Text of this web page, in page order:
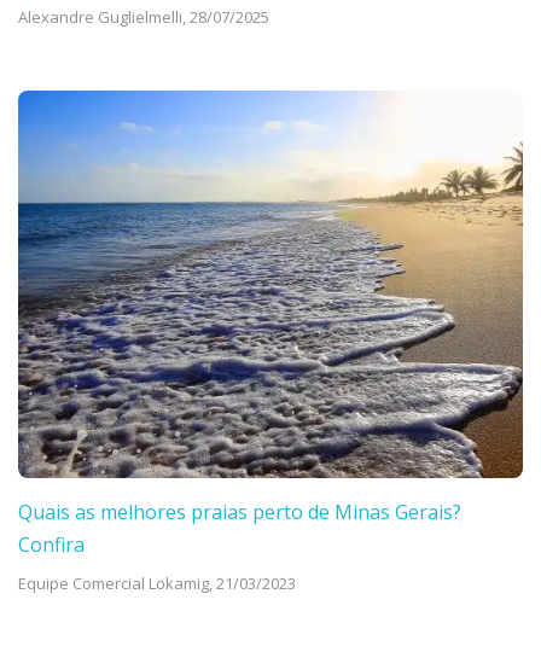
Alexandre Guglielmelli,28/07/2025
Quais as melhores praias perto de Minas Gerais?
Confira
Equipe Comercial Lokamig,21/03/2023